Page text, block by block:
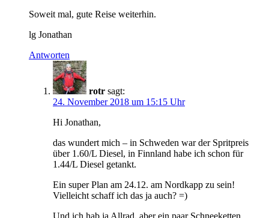
Soweit mal, gute Reise weiterhin.
lg Jonathan
Antworten
rotr sagt:
24. November 2018 um 15:15 Uhr
Hi Jonathan,
das wundert mich – in Schweden war der Spritpreis
über 1.60/L Diesel, in Finnland habe ich schon für
1.44/L Diesel getankt.
Ein super Plan am 24.12. am Nordkapp zu sein!
Vielleicht schaff ich das ja auch? =)
Und ich hab ja Allrad, aber ein paar Schneeketten